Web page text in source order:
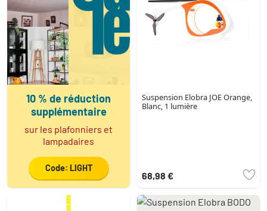
10 % de réduction
supplémentaire
sur les plafonniers et
lampadaires
Code: LIGHT
Suspension Elobra JOE Orange,
Blanc, 1 lumière
68,98 €